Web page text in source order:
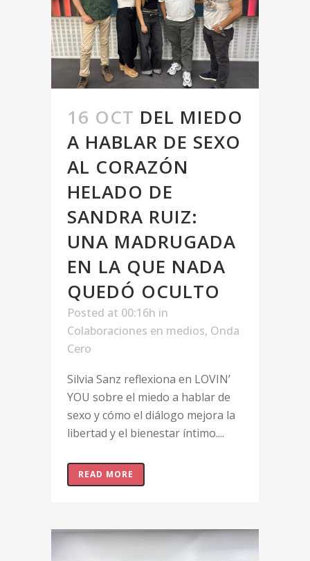
16 OCT DEL MIEDO
A HABLAR DE SEXO
AL CORAZÓN
HELADO DE
SANDRA RUIZ:
UNA MADRUGADA
EN LA QUE NADA
QUEDÓ OCULTO
Posted at 00:16h in
Colaboraciones en medios, Onda
Cero
Silvia Sanz reflexiona en LOVIN’
YOU sobre el miedo a hablar de
sexo y cómo el diálogo mejora la
libertad y el bienestar íntimo....
READ MORE